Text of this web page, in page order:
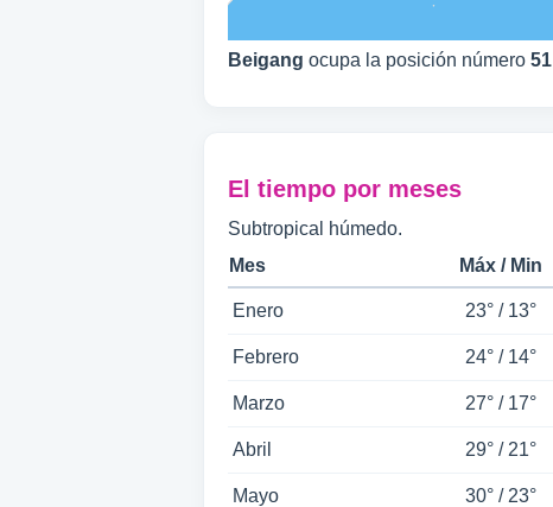
Beigang ocupa la posición número 51
El tiempo por meses
Subtropical húmedo.
Mes
Máx / Min
Enero 23° / 13°
Febrero 24° / 14°
Marzo 27° / 17°
Abril 29° / 21°
Mayo 30° / 23°